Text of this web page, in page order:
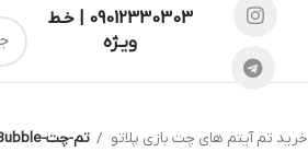
09012330303 | خـط
ویـژه
خرید تم آیتم های چت بازی پلاتو تم-چت-Pool-Party-Bubble